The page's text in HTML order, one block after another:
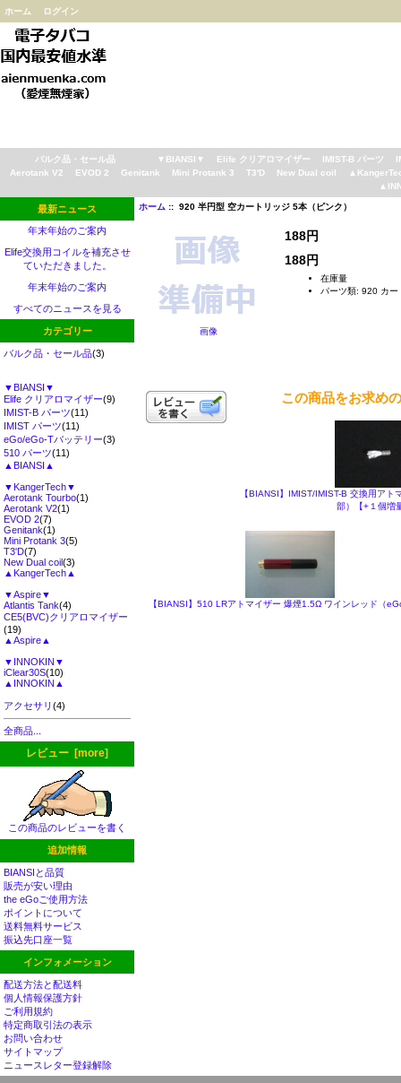
ホーム ログイン
バルク品・セール品 ▼BIANSI▼ Elife クリアロマイザー IMIST-B パーツ
Aerotank V2
EVOD 2 Genitank Mini Protank 3 T3'D New Dual coil
最新ニュース
年末年始のご案内
Elife交換用コイルを補充させ
ていただきました。
年末年始のご案内
すべてのニュースを見る
カテゴリー
バルク品・セール品(3)
▼BIANSI▼
Elife クリアロマイザー(9)
IMIST-B パーツ(11)
IMIST パーツ(11)
eGo/eGo-Tバッテリー(3)
510 パーツ(11)
▲BIANSI▲
▼KangerTech▼
Aerotank Tourbo(1)
Aerotank V2(1)
EVOD 2(7)
Genitank(1)
Mini Protank 3(5)
T3'D(7)
New Dual coil(3)
▲KangerTech▲
▼Aspire▼
Atlantis Tank(4)
CE5(BVC)クリアロマイザー
(19)
▲Aspire▲
▼INNOKIN▼
iClear30S(10)
▲INNOKIN▲
アクセサリ(4)
全商品...
レビュー [more]
この商品のレビューを書く
追加情報
BIANSIと品質
販売が安い理由
the eGoご使用方法
ポイントについて
送料無料サービス
振込先口座一覧
インフォメーション
配送方法と配送料
個人情報保護方針
ご利用規約
特定商取引法の表示
お問い合わせ
サイトマップ
ニュースレター登録解除
ホーム :: 920 半円型 空カートリッジ 5本（ピンク）
画像
188円
188円
在庫量
パーツ類: 920 カー
この商品をお求め
【BIANSI】IMIST/IMIST-B 交換用アト
部）【+１個増
【BIANSI】510 LRアトマイザー 爆煙1.5Ω ワインレッド（